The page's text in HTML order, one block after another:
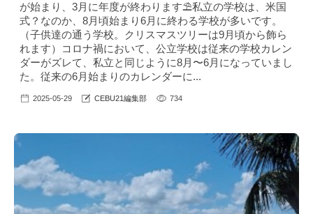
が始まり、3月に年度が終わります⛱私立の学校は、米国
式？なのか、8月頃始まり6月に終わる学校が多いです。
（子供達の通う学校。クリスマスツリーは9月頃から飾ら
れます）コロナ禍において、公立学校は従来の学校カレン
ダーがズレて、私立と同じように8月〜6月になっていまし
た。従来の6月始まりのカレンダーに...
2025-05-29 CEBU21編集部 734